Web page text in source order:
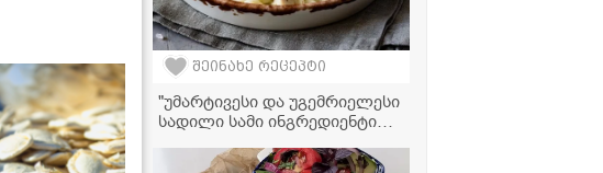
შეინახე რეცეპტი
"უმარტივესი და უგემრიელესი
სადილი სამი ინგრედიენტით -
ბროკოლით" - ვიდეორეცეპტი